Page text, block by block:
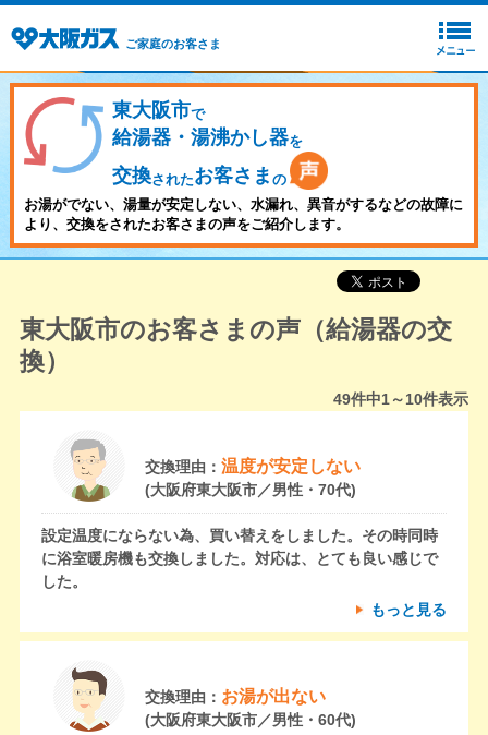
ご家庭のお客さま
東大阪市で
給湯器・湯沸かし器を
交換されたお客さま の
お湯がでない、湯量が安定しない、水漏れ、異音がするなどの故障に
より、交換をされたお客さまの声をご紹介します。
東大阪市のお客さまの声（給湯器の交
換）
49件中1～10件表示
交換理由： 温度が安定しない
(大阪府東大阪市／男性・70代)
設定温度にならない為、買い替えをしました。その時同時
に浴室暖房機も交換しました。対応は、とても良い感じで
した。
もっと見る
交換理由： お湯が出ない
(大阪府東大阪市／男性・60代)